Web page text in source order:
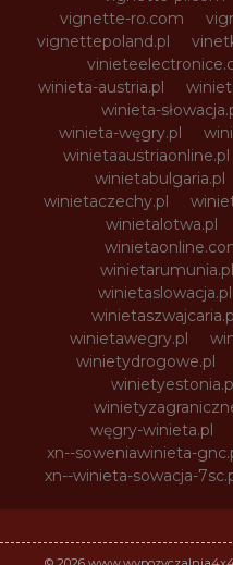
vignette-ro.com
vignettepoland.pl
winieta-austria.pl
winieta-
winieta-węgry.pl
winietaaustriaonline.pl
winietabulgaria.pl
winietaczechy.pl
winietalotwa.pl
winietarumunia.pl
winietaslowacja.pl
winietawegry.pl
winietydrogowe.pl
węgry-winieta.pl
xn--soweniawinieta-
xn--winieta-sowacja-